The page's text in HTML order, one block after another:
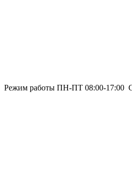
Режим работы ПН-ПТ 08:00-17:00